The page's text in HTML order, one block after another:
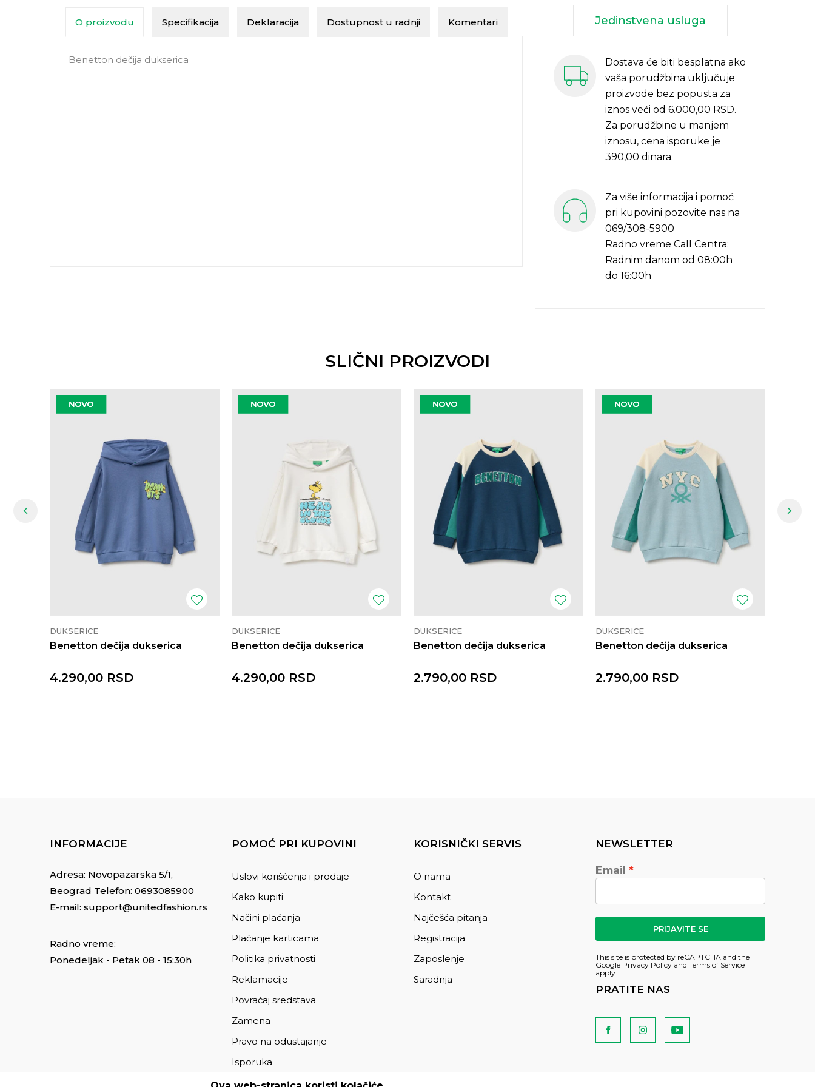
O proizvodu Specifikacija Deklaracija Dostupnost u radnji Komentari
Benetton dečija dukserica
Jedinstvena usluga
Dostava će biti besplatna ako
vaša porudžbina uključuje
proizvode bez popusta za
iznos veći od 6.000,00 RSD.
Za porudžbine u manjem
iznosu, cena isporuke je
390,00 dinara.
Za više informacija i pomoć
pri kupovini pozovite nas na
069/308-5900
Radno vreme Call Centra:
Radnim danom od 08:00h
do 16:00h
SLIČNI PROIZVODI
DUKSERICE
Benetton dečija dukserica
4.290,00 RSD
DUKSERICE
Benetton dečija dukserica
4.290,00 RSD
DUKSERICE
Benetton dečija dukserica
2.790,00 RSD
DUKSERICE
Benetton dečija dukserica
2.790,00 RSD
INFORMACIJE
Adresa: Novopazarska 5/1,
Beograd Telefon: 0693085900
E-mail: support@unitedfashion.rs
Radno vreme:
Ponedeljak - Petak 08 - 15:30h
POMOĆ PRI KUPOVINI
Uslovi korišćenja i prodaje
Kako kupiti
Načini plaćanja
Plaćanje karticama
Politika privatnosti
Reklamacije
Povraćaj sredstava
Zamena
Pravo na odustajanje
Isporuka
KORISNIČKI SERVIS
O nama
Kontakt
Najčešća pitanja
Registracija
Zaposlenje
Saradnja
NEWSLETTER
Email
PRIJAVITE SE
This site is protected by reCAPTCHA and the
Google Privacy Policy and Terms of Service
apply.
PRATITE NAS